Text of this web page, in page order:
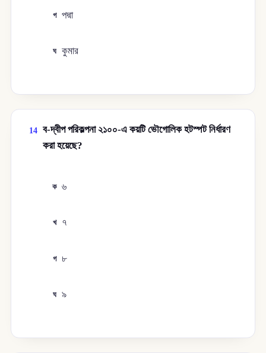
গ পদ্মা
ঘ কুমার
14 ব-দ্বীপ পরিকল্পনা ২১০০-এ কয়টি ভৌগোলিক হটস্পট নির্ধারণ
করা হয়েছে?
ক ৬
খ ৭
গ ৮
ঘ ৯